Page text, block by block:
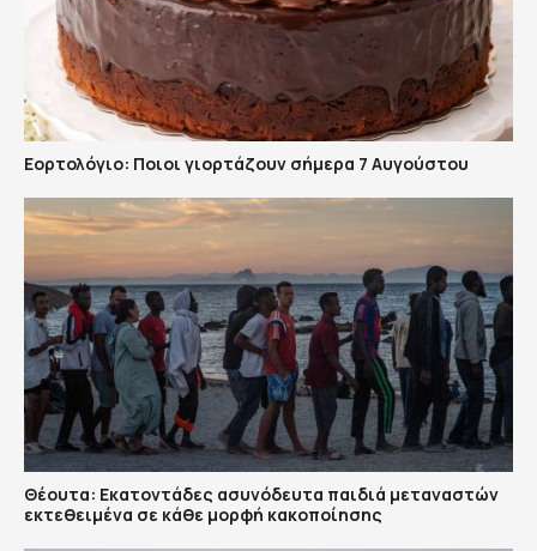
Εορτολόγιο: Ποιοι γιορτάζουν σήμερα 7 Αυγούστου
Θέουτα: Εκατοντάδες ασυνόδευτα παιδιά μεταναστών
εκτεθειμένα σε κάθε μορφή κακοποίησης